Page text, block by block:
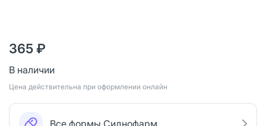
365 ₽
В наличии
Цена действительна при оформлении онлайн
Все формы Сиднофарм